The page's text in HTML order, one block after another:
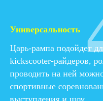
Универсальность
Царь-рампа подойдет
kickscooter-райдеров,
проводить на ней
спортивные
выступления и шоу.